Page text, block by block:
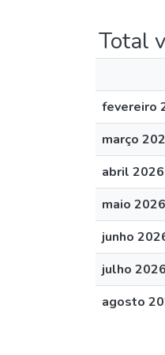
Total
fevereiro
março
abril 2026
maio 2026
junho
julho 2026
agosto